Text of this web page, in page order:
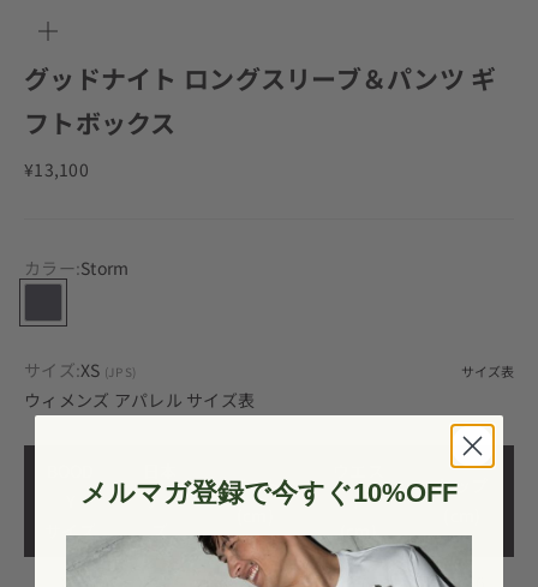
ン
グッドナイト ロングスリーブ＆パンツ ギ
フトボックス
セール価格
¥13,100
カラー:Storm
Storm
サイズ:XS (JP S) サイズ表
ウィメンズ アパレル サイズ表
サイズ
サイ
ズ
バスト
ト
(cm)
ヒップ
メルマガ登録で今すぐ10%OFF